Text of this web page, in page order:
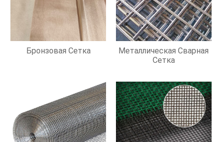
Бронзовая Сетка
Металлическая Сварная
Сетка